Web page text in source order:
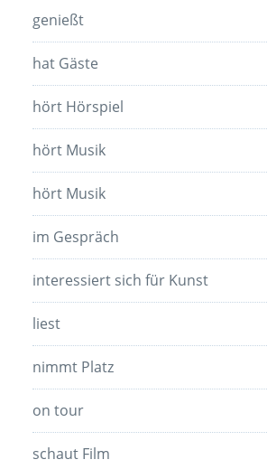
genießt
hat Gäste
hört Hörspiel
hört Musik
hört Musik
im Gespräch
interessiert sich für Kunst
liest
nimmt Platz
on tour
schaut Film